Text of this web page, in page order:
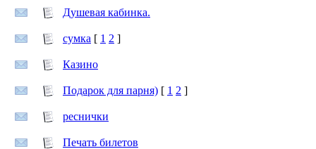
Душевая кабинка.
сумка [ 1 2 ]
Казино
Подарок для парня) [ 1 2 ]
реснички
Печать билетов